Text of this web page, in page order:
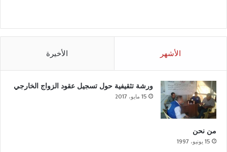
الأشهر الأخيرة
ورشة تثقيفية حول تسجيل عقود الزواج الخارجي
15 مايو، 2017
من نحن
15 يونيو، 1997